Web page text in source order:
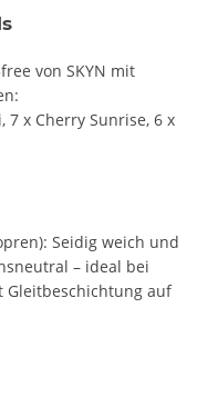
von SKYN mit
7 x Cherry Sunrise, 6 x
Seidig weich und
– ideal bei
Gleitbeschichtung auf